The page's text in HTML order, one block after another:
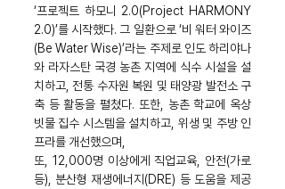
‘프로젝트 하모니 2.0(Project HARMONY
2.0)’를 시작했다. 그 일환으로 ‘비 워터 와이즈
(Be Water Wise)’라는 주제로 인도 하리야나
와 라자스탄 국경 농촌 지역에 식수 시설을 설
치하고, 전통 수자원 복원 및 태양광 발전소 구
축 등 활동을 펼쳤다. 또한, 농촌 학교에 옥상
빗물 집수 시스템을 설치하고, 위생 및 주방 인
프라를 개선했으며,
또, 12,000명 이상에게 직업교육, 안전(가로
등), 분산형 재생에너지(DRE) 등 도움을 제공